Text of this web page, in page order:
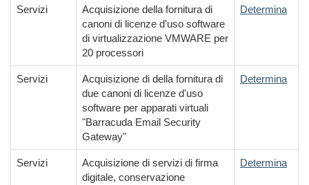
Servizi
Acquisizione della fornitura di
canoni di licenze d'uso software
di virtualizzazione VMWARE per
20 processori
Determina
Servizi
Acquisizione di della fornitura di
due canoni di licenze d'uso
software per apparati virtuali
"Barracuda Email Security
Gateway"
Determina
Servizi
Acquisizione di servizi di firma
digitale, conservazione
Determina